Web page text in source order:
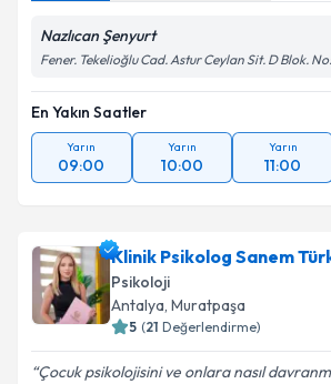
Nazlıcan Şenyurt
Fener. Tekelioğlu Cad. Astur Ceylan Sit. D Blok.
En Yakın Saatler
Yarın
09:00
Yarın
10:00
Yarın
11:00
Klinik Psikolog Sanem
Psikoloji
Antalya, Muratpaşa
5 (21 Değerlendirme)
Çocuk psikolojisini ve onlara nasıl